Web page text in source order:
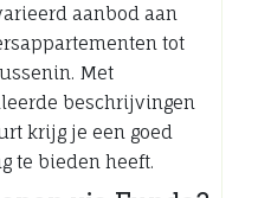
aanbod aan
tot
Met
beschrijvingen
krijg je een goed
te bieden heeft.